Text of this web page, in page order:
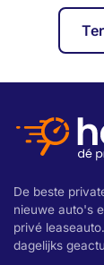
De beste
nieuwe auto's
privé
dagelijks